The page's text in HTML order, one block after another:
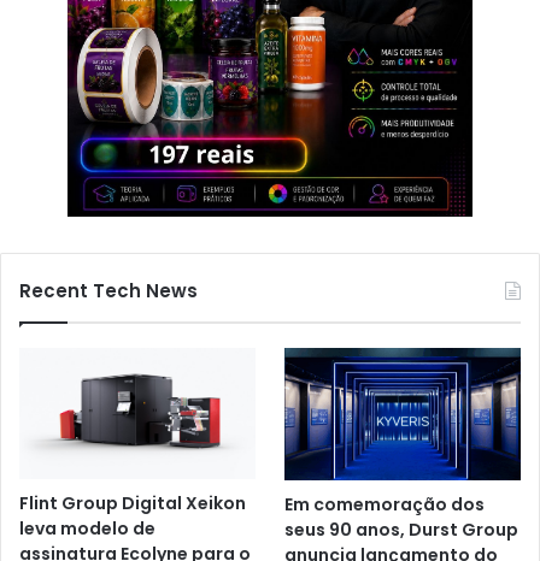
Recent Tech News
Flint Group Digital Xeikon
leva modelo de
assinatura Ecolyne para o
Em comemoração dos
seus 90 anos, Durst Group
anuncia lançamento do